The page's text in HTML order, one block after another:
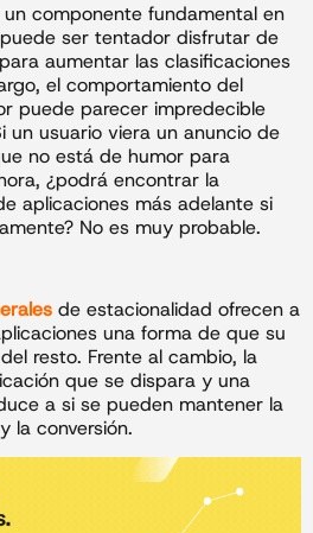
componente fundamental en
ser tentador disfrutar de
aumentar las clasificaciones
el comportamiento del
puede parecer impredecible
un usuario viera un anuncio de
no está de humor para
¿podrá encontrar la
aplicaciones más adelante si
No es muy probable.
de estacionalidad ofrecen a
una forma de que su
resto. Frente al cambio, la
que se dispara y una
a si se pueden mantener la
la conversión.